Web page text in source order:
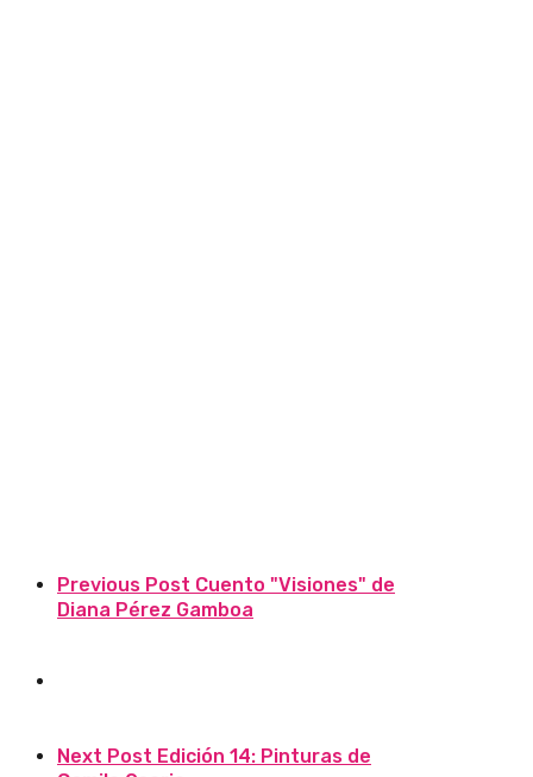
Previous Post Cuento "Visiones" de
Diana Pérez Gamboa
Next Post Edición 14: Pinturas de